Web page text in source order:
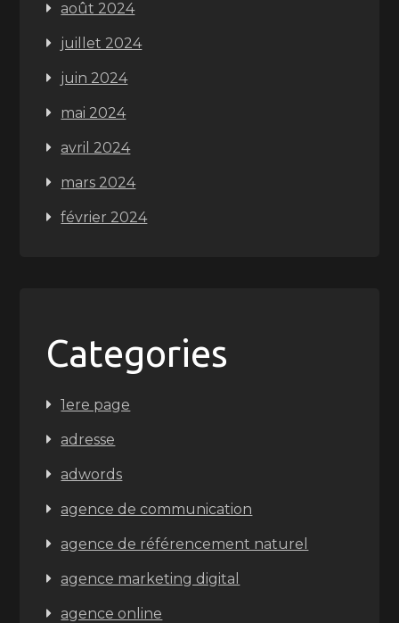
août 2024
juillet 2024
juin 2024
mai 2024
avril 2024
mars 2024
février 2024
Categories
1ere page
adresse
adwords
agence de communication
agence de référencement naturel
agence marketing digital
agence online